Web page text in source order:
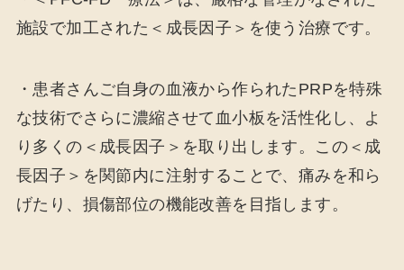
施設で加工された＜成長因子＞を使う治療です。
・患者さんご自身の血液から作られたPRPを特殊
な技術でさらに濃縮させて血小板を活性化し、よ
り多くの＜成長因子＞を取り出します。この＜成
長因子＞を関節内に注射することで、痛みを和ら
げたり、損傷部位の機能改善を目指します。